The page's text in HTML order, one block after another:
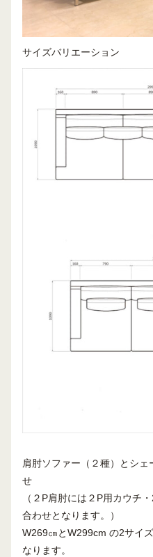
サイズバリエーション
肩肘ソファー（２種）とシ
せ
（２P肩肘には２P用カウチ
合わせとなります。）
W269㎝とW299cm の2サイ
なります。